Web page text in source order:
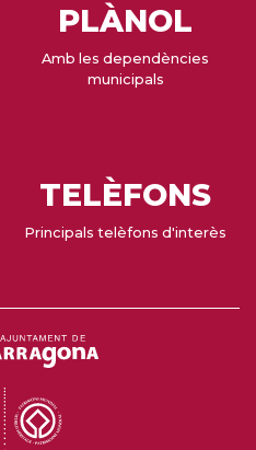
PLÀNOL
Amb les dependències
municipals
TELÈFONS
Principals telèfons d'interès